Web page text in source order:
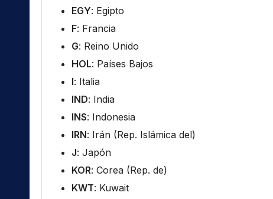
EGY: Egipto
F: Francia
G: Reino Unido
HOL: Países Bajos
I: Italia
IND: India
INS: Indonesia
IRN: Irán (Rep. Islámica del)
J: Japón
KOR: Corea (Rep. de)
KWT: Kuwait